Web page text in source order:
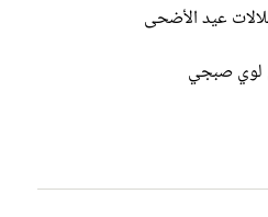
عيد الأضحى
لوي صبجي